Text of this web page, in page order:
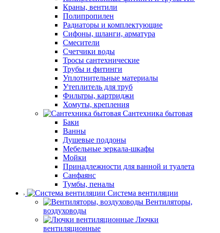
Краны, вентили
Полипропилен
Радиаторы и комплектующие
Сифоны, шланги, арматура
Смесители
Счетчики воды
Тросы сантехнические
Трубы и фитинги
Уплотнительные материалы
Утеплитель для труб
Фильтры, картриджи
Хомуты, крепления
Сантехника бытовая
Баки
Ванны
Душевые поддоны
Мебельные зеркала-шкафы
Мойки
Принадлежности для ванной и туалета
Санфаянс
Тумбы, пеналы
Система вентиляции
Вентиляторы,
воздуховоды
Лючки
вентиляционные